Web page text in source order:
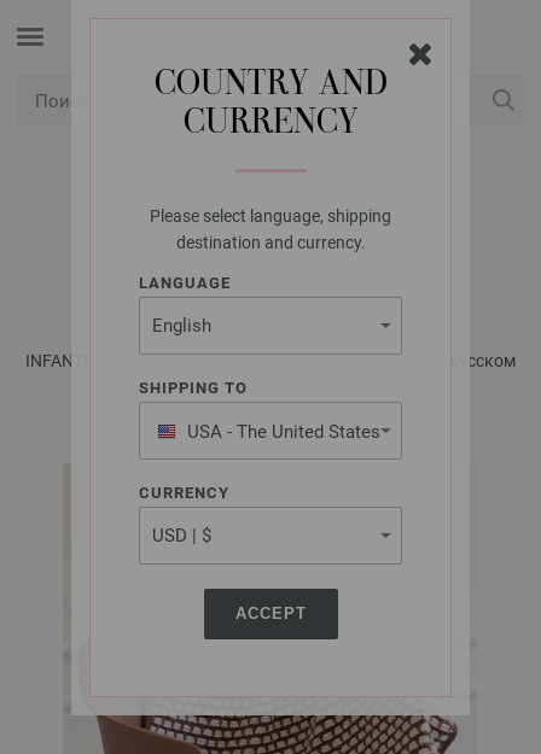
COUNTRY AND
CURRENCY
Please select language, shipping
destination and currency.
LANGUAGE
SHIPPING TO
USA - The United States
of America
CURRENCY
ACCEPT
LANA GROSSA
ПЛЕД ECOPUNO
INFANTI No. 21 - Журнал на немецком, инструкции на русском
языке | Модель 7